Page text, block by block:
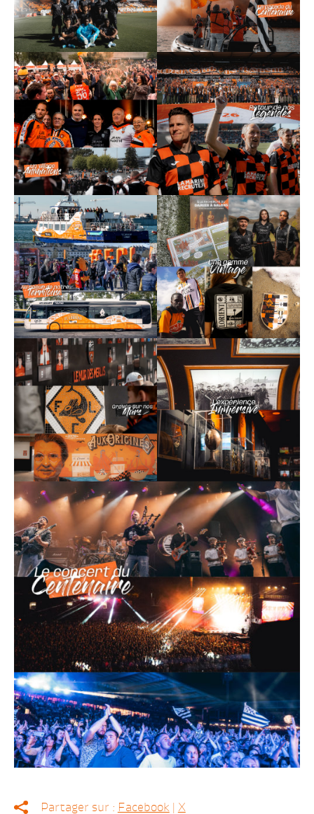
Partager sur : Facebook| X